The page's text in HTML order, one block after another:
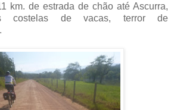
km. de estrada de chão até Ascurra,
costelas de vacas, terror de